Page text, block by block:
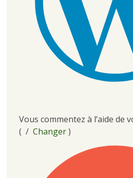
Vous commentez à l’aide de
( / Changer)